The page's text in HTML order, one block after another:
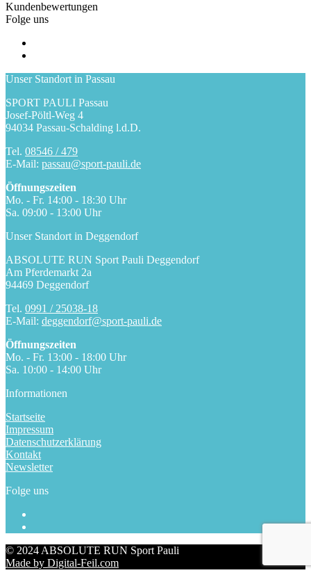
Kundenbewertungen
Folge uns
Unser Standort in Passau
SPORT PAULI Passau
Josef-Pöltl-Weg 4
94034 Passau-Schalding l.d.D.
Tel. 08546 / 479
E-Mail: passau@sport-pauli.de
Öffnungszeiten
Mo. - Fr. 14:00 - 18:30 Uhr
Sa. 09:00 - 13:00 Uhr
Unser Standort in Deggendorf
ABSOLUTE RUN Sport Pauli Deggendorf
Am Pferdemarkt 2a
94469 Deggendorf
Tel. 0991 / 25038-18
E-Mail: deggendorf@sport-pauli.de
Öffnungszeiten
Mo. - Fr. 13:00 - 18:00 Uhr
Sa. 10:00 - 14:00 Uhr
Informationen
Startseite
Impressum
Datenschutzerklärung
Kontakt
Newsletter
Folge uns
© 2024 ABSOLUTE RUN Sport Pauli
Made by Digital-Feil.com